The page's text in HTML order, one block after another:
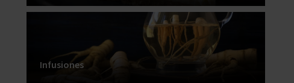
Infusiones